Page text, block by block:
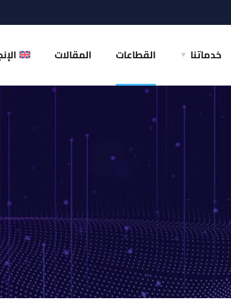
خدماتنا القطاعات المقالات